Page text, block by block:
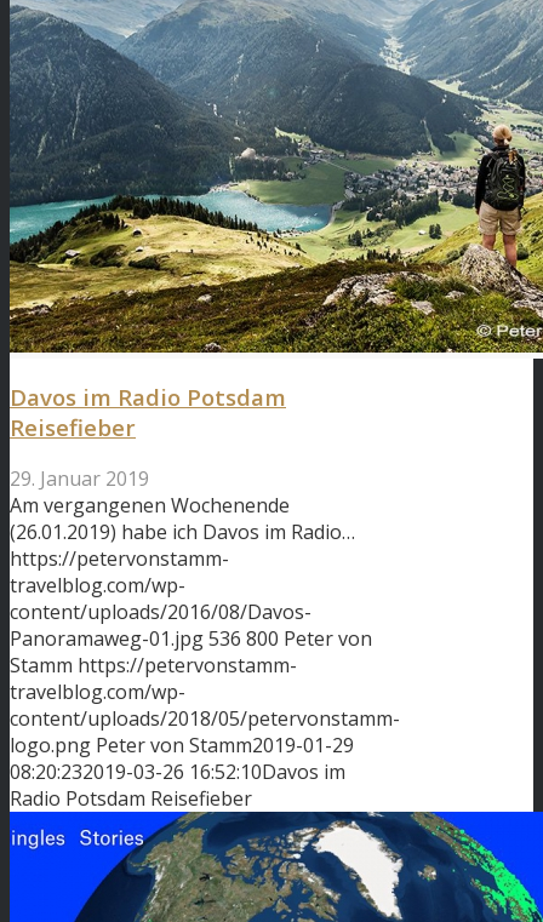
Davos im Radio Potsdam
Reisefieber
29. Januar 2019
Am vergangenen Wochenende
(26.01.2019) habe ich Davos im Radio…
https://petervonstamm-
travelblog.com/wp-
content/uploads/2016/08/Davos-
Panoramaweg-01.jpg536 800 Peter von
Stamm https://petervonstamm-
travelblog.com/wp-
content/uploads/2018/05/petervonstamm-
logo.png Peter von Stamm2019-01-29
08:20:232019-03-26 16:52:10Davos im
Radio Potsdam Reisefieber